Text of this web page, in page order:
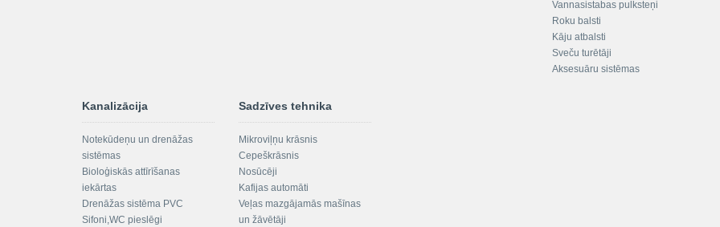
Vannasistabas pulksteņi
Roku balsti
Kāju atbalsti
Sveču turētāji
Aksesuāru sistēmas
Kanalizācija
Notekūdeņu un drenāžas
sistēmas
Bioloģiskās attīrīšanas
iekārtas
Drenāžas sistēma PVC
Sifoni,WC pieslēgi
Sadzīves tehnika
Mikroviļņu krāsnis
Cepeškrāsnis
Nosūcēji
Kafijas automāti
Veļas mazgājamās mašīnas
un žāvētāji